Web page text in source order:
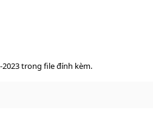
2023 trong file đính kèm.